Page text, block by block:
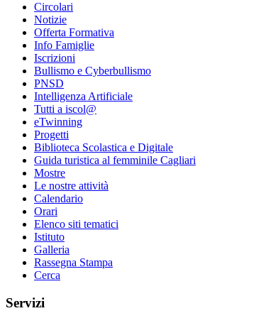
Circolari
Notizie
Offerta Formativa
Info Famiglie
Iscrizioni
Bullismo e Cyberbullismo
PNSD
Intelligenza Artificiale
Tutti a iscol@
eTwinning
Progetti
Biblioteca Scolastica e Digitale
Guida turistica al femminile Cagliari
Mostre
Le nostre attività
Calendario
Orari
Elenco siti tematici
Istituto
Galleria
Rassegna Stampa
Cerca
Servizi